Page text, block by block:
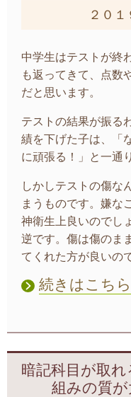
２０
中学生はテストが終
も返ってきて、点数
だと思います。
テストの結果が振る
績を下げた子は、「
に頑張る！」と一通
しかしテストの傷な
まうものです。嫌な
神衛生上良いのでし
逆です。傷は傷のま
てくれた方が良いの
続きはこちら
暗記科目が取
組みの質が